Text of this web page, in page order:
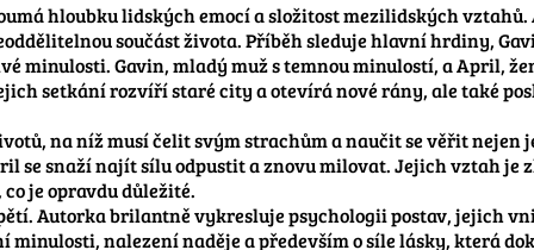
hloubku lidských emocí a složitost mezilidských
součást života. Příběh sleduje hlavní hrdiny,
minulosti. Gavin, mladý muž s temnou minulostí, a April,
setkání rozvíří staré city a otevírá nové rány, ale také
na níž musí čelit svým strachům a naučit se věřit nejen
se snaží najít sílu odpustit a znovu milovat. Jejich vztah je
je opravdu důležité.
Autorka brilantně vykresluje psychologii postav, jejich
minulosti, nalezení naděje a především o síle lásky, která